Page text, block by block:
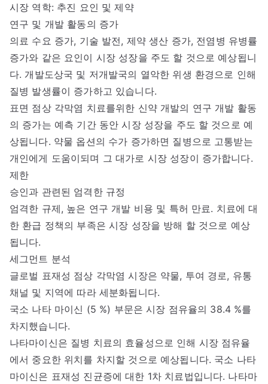
시장 역학: 추진 요인 및 제약
연구 및 개발 활동의 증가
의료 수요 증가, 기술 발전, 제약 생산 증가, 전염병 유병률
증가와 같은 요인이 시장 성장을 주도 할 것으로 예상됩니
다. 개발도상국 및 저개발국의 열악한 위생 환경으로 인해
질병 발생률이 증가하고 있습니다.
표면 점상 각막염 치료를위한 신약 개발의 연구 개발 활동
의 증가는 예측 기간 동안 시장 성장을 주도 할 것으로 예
상됩니다. 약물 옵션의 수가 증가하면 질병으로 고통받는
개인에게 도움이되며 그 대가로 시장 성장이 증가합니다.
제한
승인과 관련된 엄격한 규정
엄격한 규제, 높은 연구 개발 비용 및 특허 만료. 치료에 대
한 환급 정책의 부족은 시장 성장을 방해 할 것으로 예상
됩니다.
세그먼트 분석
글로벌 표재성 점상 각막염 시장은 약물, 투여 경로, 유통
채널 및 지역에 따라 세분화됩니다.
국소 나타 마이신 (5 %) 부문은 시장 점유율의 38.4 %를
차지했습니다.
나타마이신은 질병 치료의 효율성으로 인해 시장 점유율
에서 중요한 위치를 차지할 것으로 예상됩니다. 국소 나타
마이신은 표재성 진균증에 대한 1차 치료법입니다. 나타마